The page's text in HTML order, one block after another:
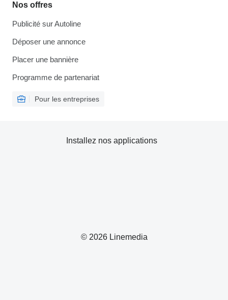
Nos offres
Publicité sur Autoline
Déposer une annonce
Placer une bannière
Programme de partenariat
Pour les entreprises
© 2026 Linemedia
Installez nos applications